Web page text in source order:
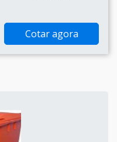
Cotar agora